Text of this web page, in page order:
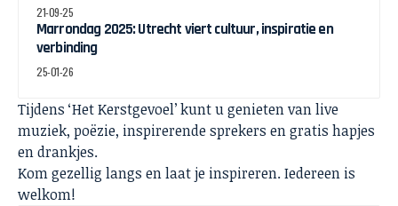
21-09-25
Marrondag 2025: Utrecht viert cultuur, inspiratie en
verbinding
25-01-26
Tijdens ‘Het Kerstgevoel’ kunt u genieten van live
muziek, poëzie, inspirerende sprekers en gratis hapjes
en drankjes.
Kom gezellig langs en laat je inspireren. Iedereen is
welkom!